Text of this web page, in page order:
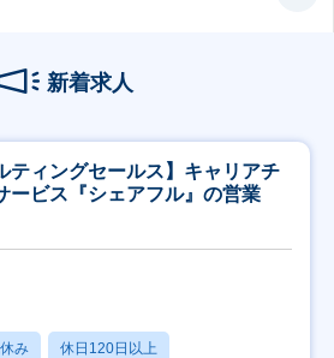
新着求人
ィングセールス】キャリアチ
ービス『シェアフル』の営業
み 休日120日以上